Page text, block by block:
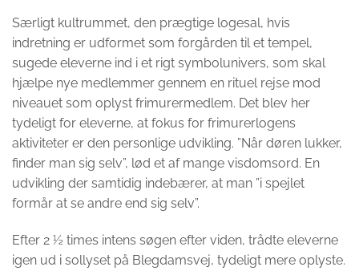
Særligt kultrummet, den prægtige logesal, hvis
indretning er udformet som forgården til et tempel,
sugede eleverne ind i et rigt symbolunivers, som skal
hjælpe nye medlemmer gennem en rituel rejse mod
niveauet som oplyst frimurermedlem. Det blev her
tydeligt for eleverne, at fokus for frimurerlogens
aktiviteter er den personlige udvikling. ”Når døren lukker,
finder man sig selv”, lød et af mange visdomsord. En
udvikling der samtidig indebærer, at man ”i spejlet
formår at se andre end sig selv”.
Efter 2 ½ times intens søgen efter viden, trådte eleverne
igen ud i sollyset på Blegdamsvej, tydeligt mere oplyste.